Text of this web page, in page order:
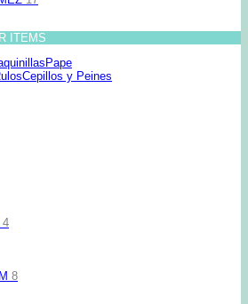
ITEMS
Pape
Cepillos y Peines
4
8